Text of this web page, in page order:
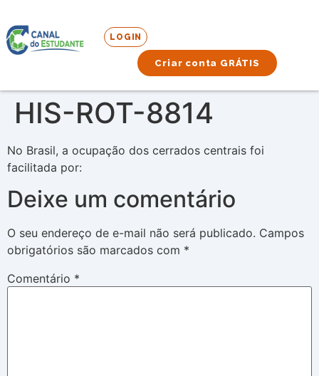
LOGIN
Criar conta GRÁTIS
HIS-ROT-8814
No Brasil, a ocupação dos cerrados centrais foi
facilitada por:
Deixe um comentário
O seu endereço de e-mail não será publicado. Campos
obrigatórios são marcados com *
Comentário *